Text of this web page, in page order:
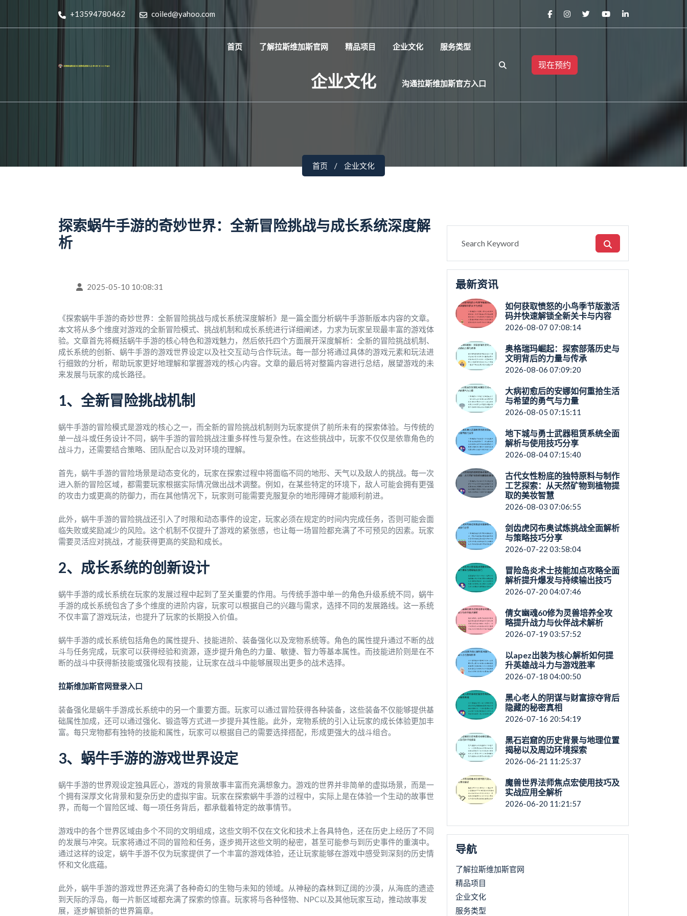
+13594780462 coiled@yahoo.com
首页 了解拉斯维加斯官网 精品项目 企业文化 服务类型
沟通拉斯维加斯官方入口
现在预约
企业文化
首页 企业文化
探索蜗牛手游的奇妙世界：全新冒险挑战与成长系统深度解
析
2025-05-10 10:08:31
《探索蜗牛手游的奇妙世界：全新冒险挑战与成长系统深度解析》是一篇全面分析蜗牛手游新版本内容的文章。
本文将从多个维度对游戏的全新冒险模式、挑战机制和成长系统进行详细阐述，力求为玩家呈现最丰富的游戏体
验。文章首先将概括蜗牛手游的核心特色和游戏魅力，然后依托四个方面展开深度解析：全新的冒险挑战机制、
成长系统的创新、蜗牛手游的游戏世界设定以及社交互动与合作玩法。每一部分将通过具体的游戏元素和玩法进
行细致的分析，帮助玩家更好地理解和掌握游戏的核心内容。文章的最后将对整篇内容进行总结，展望游戏的未
来发展与玩家的成长路径。
1、全新冒险挑战机制
蜗牛手游的冒险模式是游戏的核心之一，而全新的冒险挑战机制则为玩家提供了前所未有的探索体验。与传统的
单一战斗或任务设计不同，蜗牛手游的冒险挑战注重多样性与复杂性。在这些挑战中，玩家不仅仅是依靠角色的
战斗力，还需要结合策略、团队配合以及对环境的理解。
首先，蜗牛手游的冒险场景是动态变化的，玩家在探索过程中将面临不同的地形、天气以及敌人的挑战。每一次
进入新的冒险区域，都需要玩家根据实际情况做出战术调整。例如，在某些特定的环境下，敌人可能会拥有更强
的攻击力或更高的防御力，而在其他情况下，玩家则可能需要克服复杂的地形障碍才能顺利前进。
此外，蜗牛手游的冒险挑战还引入了时限和动态事件的设定，玩家必须在规定的时间内完成任务，否则可能会面
临失败或奖励减少的风险。这个机制不仅提升了游戏的紧张感，也让每一场冒险都充满了不可预见的因素。玩家
需要灵活应对挑战，才能获得更高的奖励和成长。
2、成长系统的创新设计
蜗牛手游的成长系统在玩家的发展过程中起到了至关重要的作用。与传统手游中单一的角色升级系统不同，蜗牛
手游的成长系统包含了多个维度的进阶内容，玩家可以根据自己的兴趣与需求，选择不同的发展路线。这一系统
不仅丰富了游戏玩法，也提升了玩家的长期投入价值。
蜗牛手游的成长系统包括角色的属性提升、技能进阶、装备强化以及宠物系统等。角色的属性提升通过不断的战
斗与任务完成，玩家可以获得经验和资源，逐步提升角色的力量、敏捷、智力等基本属性。而技能进阶则是在不
断的战斗中获得新技能或强化现有技能，让玩家在战斗中能够展现出更多的战术选择。
拉斯维加斯官网登录入口
装备强化是蜗牛手游成长系统中的另一个重要方面。玩家可以通过冒险获得各种装备，这些装备不仅能够提供基
础属性加成，还可以通过强化、锻造等方式进一步提升其性能。此外，宠物系统的引入让玩家的成长体验更加丰
富。每只宠物都有独特的技能和属性，玩家可以根据自己的需要选择搭配，形成更强大的战斗组合。
3、蜗牛手游的游戏世界设定
蜗牛手游的世界观设定独具匠心，游戏的背景故事丰富而充满想象力。游戏的世界并非简单的虚拟场景，而是一
个拥有深厚文化背景和复杂历史的虚拟宇宙。玩家在探索蜗牛手游的过程中，实际上是在体验一个生动的故事世
界，而每一个冒险区域、每一项任务背后，都承载着特定的故事情节。
游戏中的各个世界区域由多个不同的文明组成，这些文明不仅在文化和技术上各具特色，还在历史上经历了不同
的发展与冲突。玩家将通过不同的冒险和任务，逐步揭开这些文明的秘密，甚至可能参与到历史事件的重演中。
通过这样的设定，蜗牛手游不仅为玩家提供了一个丰富的游戏体验，还让玩家能够在游戏中感受到深刻的历史情
怀和文化底蕴。
此外，蜗牛手游的游戏世界还充满了各种奇幻的生物与未知的领域。从神秘的森林到辽阔的沙漠，从海底的遗迹
到天际的浮岛，每一片新区域都充满了探索的惊喜。玩家将与各种怪物、NPC以及其他玩家互动，推动故事发
展，逐步解锁新的世界篇章。
最新资讯
如何获取愤怒的小鸟季节版激活
码并快速解锁全新关卡与内容
2026-08-07 07:08:14
奥格瑞玛崛起：探索部落历史与
文明背后的力量与传承
2026-08-06 07:09:20
大病初愈后的安娜如何重拾生活
与希望的勇气与力量
2026-08-05 07:15:11
地下城与勇士武器租赁系统全面
解析与使用技巧分享
2026-08-04 07:15:40
古代女性粉底的独特原料与制作
工艺探索：从天然矿物到植物提
取的美妆智慧
2026-08-03 07:06:55
剑齿虎冈布奥试炼挑战全面解析
与策略技巧分享
2026-07-22 03:58:04
冒险岛炎术士技能加点攻略全面
解析提升爆发与持续输出技巧
2026-07-20 04:07:46
倩女幽魂60修为灵兽培养全攻
略提升战力与伙伴战术解析
2026-07-19 03:57:52
以apez出装为核心解析如何提
升英雄战斗力与游戏胜率
2026-07-18 04:00:50
黑心老人的阴谋与财富掠夺背后
隐藏的秘密真相
2026-07-16 20:54:19
黑石岩窟的历史背景与地理位置
揭秘以及周边环境探索
2026-06-21 11:25:37
魔兽世界法师焦点宏使用技巧及
实战应用全解析
2026-06-20 11:21:57
导航
了解拉斯维加斯官网
精品项目
企业文化
服务类型